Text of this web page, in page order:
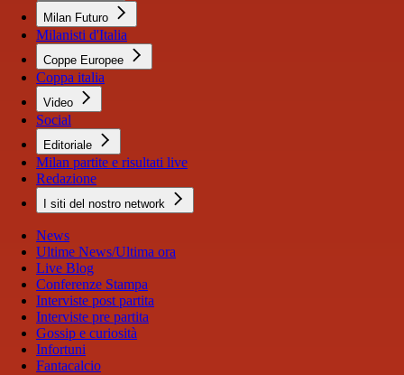
Milan Futuro
Milanisti d'Italia
Coppe Europee
Coppa italia
Video
Social
Editoriale
Milan partite e risultati live
Redazione
I siti del nostro network
News
Ultime News/Ultima ora
Live Blog
Conferenze Stampa
Interviste post partita
Interviste pre partita
Gossip e curiosità
Infortuni
Fantacalcio